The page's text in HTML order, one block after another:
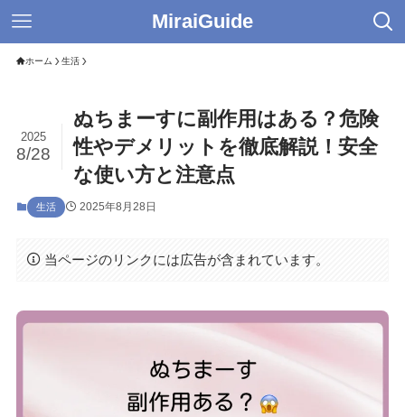
MiraiGuide
ホーム 生活
ぬちまーすに副作用はある？危険
性やデメリットを徹底解説！安全
な使い方と注意点
2025
8/28
生活 2025年8月28日
当ページのリンクには広告が含まれています。